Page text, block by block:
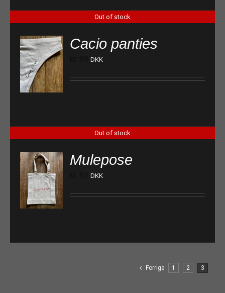
Out of stock
Cacio panties
DKK
Out of stock
Mulepose
DKK
Forrige 1 2 3